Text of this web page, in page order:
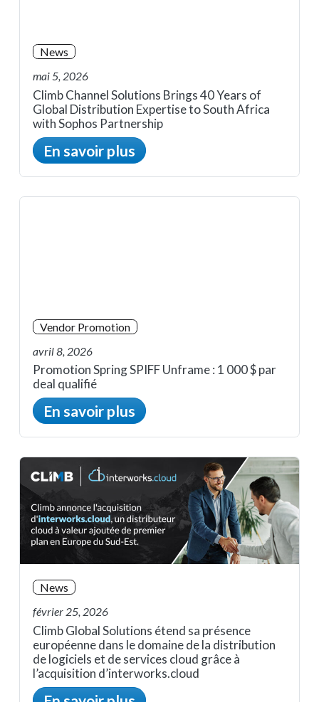
News
mai 5, 2026
Climb Channel Solutions Brings 40 Years of
Global Distribution Expertise to South Africa
with Sophos Partnership
En savoir plus
Vendor Promotion
avril 8, 2026
Promotion Spring SPIFF Unframe : 1 000 $ par
deal qualifié
En savoir plus
News
février 25, 2026
Climb Global Solutions étend sa présence
européenne dans le domaine de la distribution
de logiciels et de services cloud grâce à
l’acquisition d’interworks.cloud